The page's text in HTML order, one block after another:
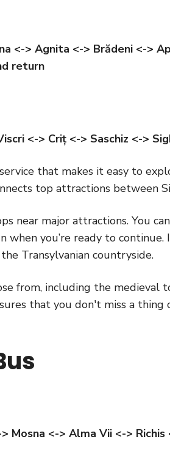
<-> Agnita <-> Brădeni <->
return
<-> Criț <-> Saschiz <->
that makes it easy to
top attractions between
near major attractions. You can
when you’re ready to
Transylvanian countryside.
from, including the medieval
that you don't miss a
Mosna <-> Alma Vii <->